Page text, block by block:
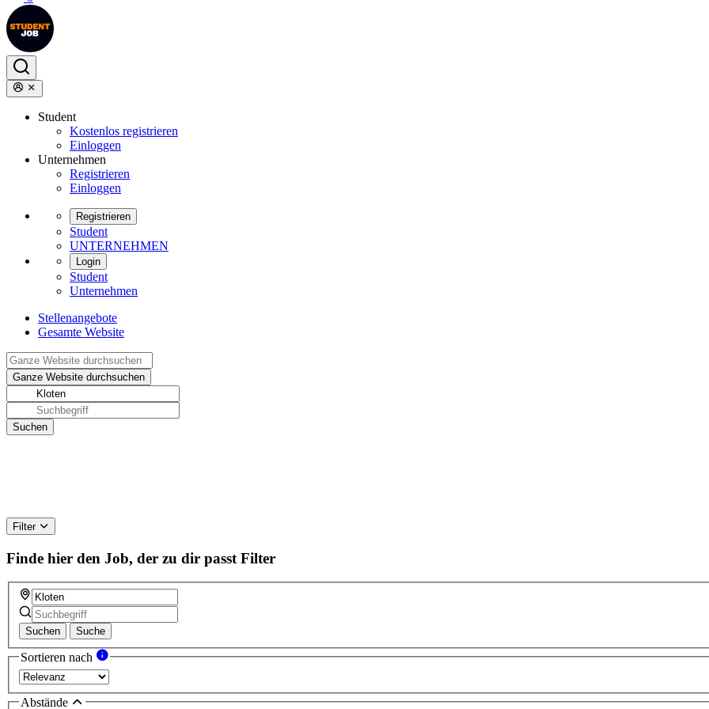
Student
Kostenlos registrieren
Einloggen
Unternehmen
Registrieren
Einloggen
Registrieren
Student
UNTERNEHMEN
Login
Student
Unternehmen
Stellenangebote
Gesamte Website
Filter
Finde hier den Job, der zu dir passt Filter
Suchen Suche
Sortieren nach
Abstände